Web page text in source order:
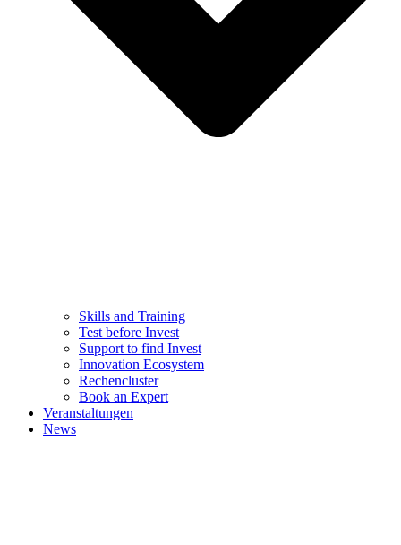
Skills and Training
Test before Invest
Support to find Invest
Innovation Ecosystem
Rechencluster​
Book an Expert
Veranstaltungen
News